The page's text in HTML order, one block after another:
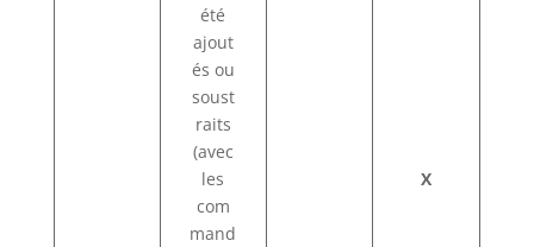
été
ajout
és ou
soust
raits
(avec
les
com
mand
X